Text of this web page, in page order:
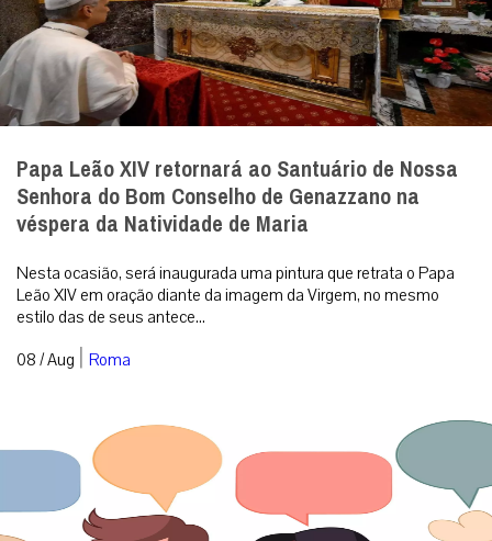
Papa Leão XIV retornará ao Santuário de Nossa
Senhora do Bom Conselho de Genazzano na
véspera da Natividade de Maria
Nesta ocasião, será inaugurada uma pintura que retrata o Papa
Leão XIV em oração diante da imagem da Virgem, no mesmo
estilo das de seus antece...
08 / Aug | Roma